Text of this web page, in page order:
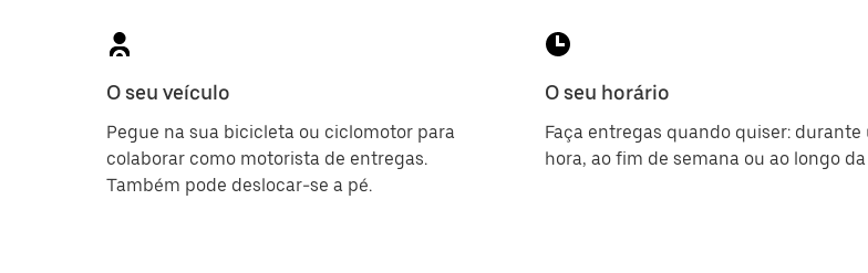
O seu veículo
Pegue na sua bicicleta ou ciclomotor para
colaborar como motorista de entregas.
Também pode deslocar-se a pé.
O seu horário
Faça entregas quando quiser: durante
hora, ao fim de semana ou ao longo